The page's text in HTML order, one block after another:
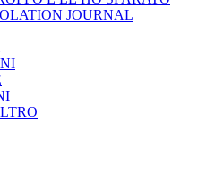
JOURNAL